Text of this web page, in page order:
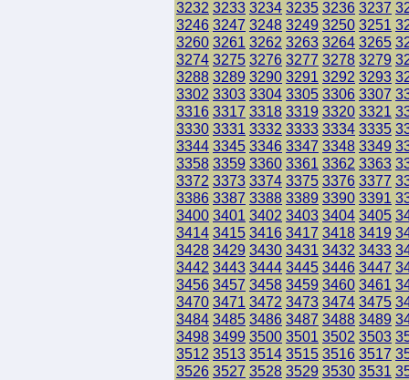
3232 3233 3234 3235 3236 3237
3246 3247 3248 3249 3250 3251
3260 3261 3262 3263 3264 3265
3274 3275 3276 3277 3278 3279
3288 3289 3290 3291 3292 3293
3302 3303 3304 3305 3306 3307
3316 3317 3318 3319 3320 3321
3330 3331 3332 3333 3334 3335
3344 3345 3346 3347 3348 3349
3358 3359 3360 3361 3362 3363
3372 3373 3374 3375 3376 3377
3386 3387 3388 3389 3390 3391
3400 3401 3402 3403 3404 3405
3414 3415 3416 3417 3418 3419
3428 3429 3430 3431 3432 3433
3442 3443 3444 3445 3446 3447
3456 3457 3458 3459 3460 3461
3470 3471 3472 3473 3474 3475
3484 3485 3486 3487 3488 3489
3498 3499 3500 3501 3502 3503
3512 3513 3514 3515 3516 3517
3526 3527 3528 3529 3530 3531